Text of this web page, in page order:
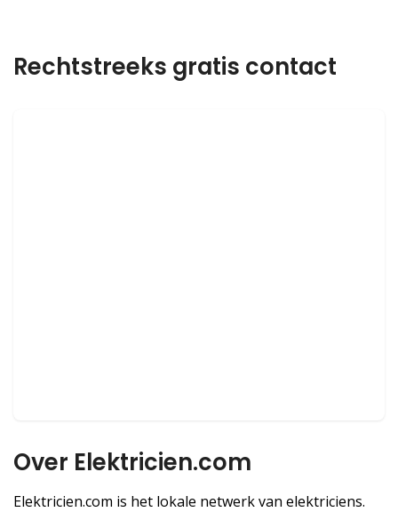
Rechtstreeks gratis contact
Over Elektricien.com
Elektricien.com is het lokale netwerk van elektriciens.